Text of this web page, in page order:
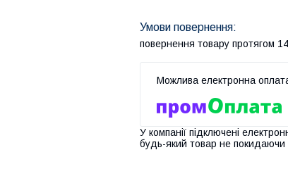
повернення товару протягом
У компанії підключені
будь-який товар не покидаючи